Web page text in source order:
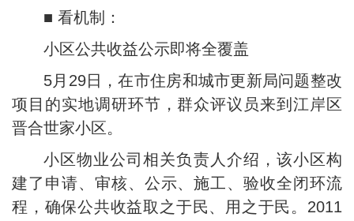
■ 看机制：
小区公共收益公示即将全覆盖
5月29日，在市住房和城市更新局问题整改
项目的实地调研环节，群众评议员来到江岸区
晋合世家小区。
小区物业公司相关负责人介绍，该小区构
建了申请、审核、公示、施工、验收全闭环流
程，确保公共收益取之于民、用之于民。2011